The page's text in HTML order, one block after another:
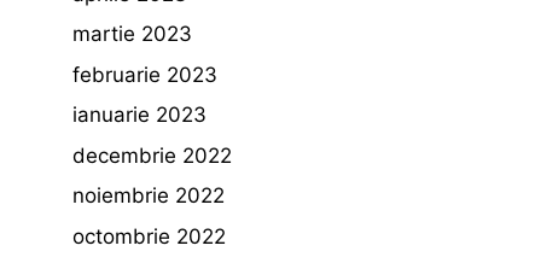
martie 2023
februarie 2023
ianuarie 2023
decembrie 2022
noiembrie 2022
octombrie 2022